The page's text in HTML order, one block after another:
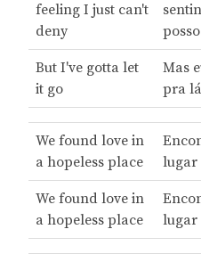
feeling I just can't
deny
But I've gotta let
it go
Mas
pra lá
We found love in
a hopeless place
lugar
We found love in
a hopeless place
lugar